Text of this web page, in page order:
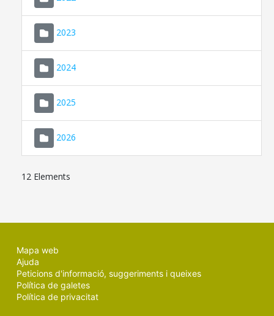
2023
2024
2025
2026
12 Elements
Mapa web
Ajuda
Peticions d'informació, suggeriments i queixes
Política de galetes
Política de privacitat